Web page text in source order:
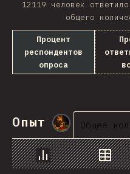
Kazakhstan
Latvia
Bolivia
Costa Rica
Macedonia
Nepal
12119 человек
общего
Процент
респондентов
опроса
Опыт @smblife
Общее
График